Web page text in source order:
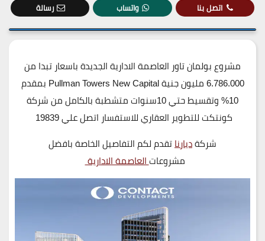
اتصل بنا واتساب رسالة
مشروع بولمان تاور العاصمة الادارية الجديدة باسعار تبدا من
6.786.000 مليون جنية Pullman Towers New Capital بمقدم
10% وتقسيط حتي 10سنوات متشطبة بالكامل من شركة
كونتكت للتطوير العقاري للاستفسار اتصل علي 19839
شركةديارناتقدم لكم التفاصيل الخاصة بافضل
مشروعاتالعاصمة الادارية